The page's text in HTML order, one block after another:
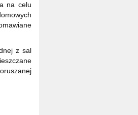
na celu
z sal